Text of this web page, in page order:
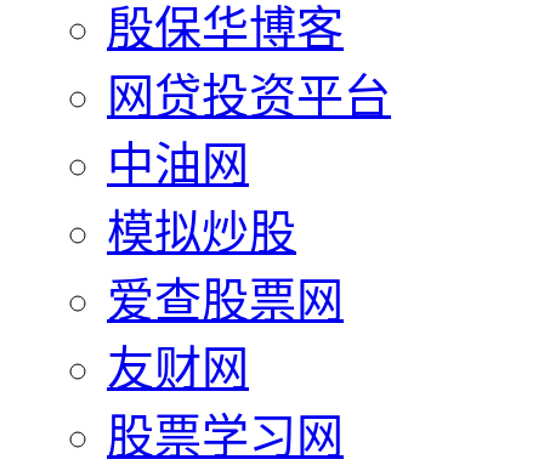
殷保华博客
网贷投资平台
中油网
模拟炒股
爱查股票网
友财网
股票学习网